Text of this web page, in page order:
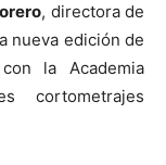
, directora de
nueva edición de
la Academia
cortometrajes